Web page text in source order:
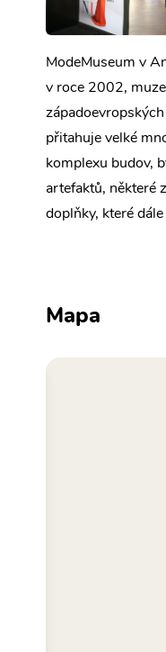
ModeMuseum v
v roce 2002,
přitahuje velké
komplexu budov,
artefaktů, některé
doplňky, které
Mapa